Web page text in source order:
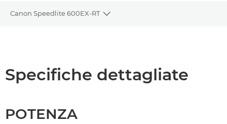
Canon Speedlite 600EX-RT
Toggle breadcrumbs
Specifiche dettagliate
POTENZA